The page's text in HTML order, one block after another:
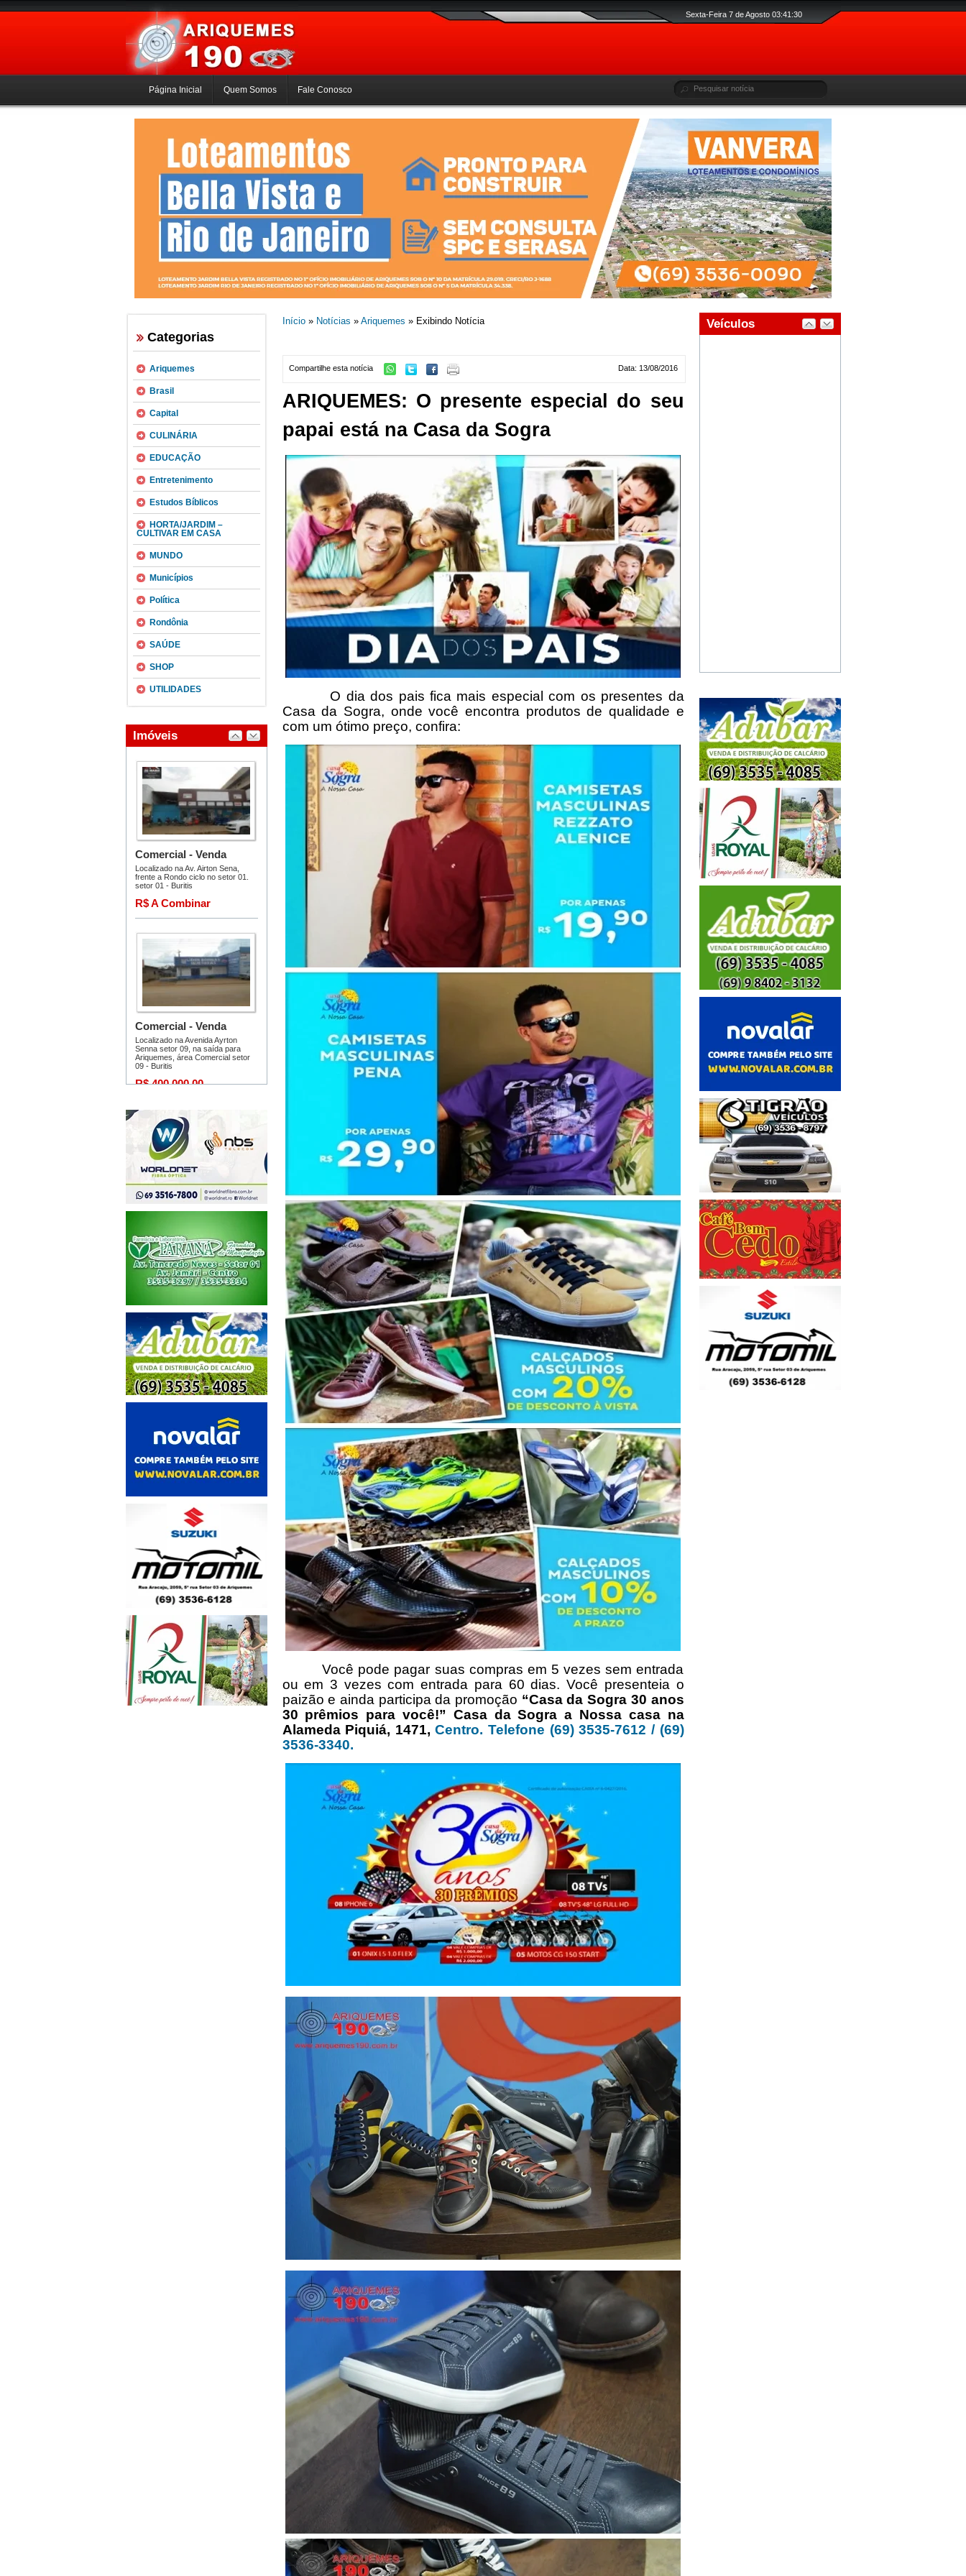
Sexta-Feira 7 de Agosto 03:41:31
Página Inicial Quem Somos Fale Conosco
Categorias
Ariquemes
Brasil
Capital
CULINÁRIA
EDUCAÇÃO
Entretenimento
Estudos Bíblicos
HORTA/JARDIM –
CULTIVAR EM CASA
MUNDO
Municípios
Política
Rondônia
SAÚDE
SHOP
UTILIDADES
Início» Notícias » Ariquemes » Exibindo Notícia
Data: 13/08/2016
Compartilhe esta notícia
ARIQUEMES: O presente especial do seu
papai está na Casa da Sogra
O dia dos pais fica mais especial com os presentes da
Casa da Sogra, onde você encontra produtos de qualidade e
com um ótimo preço, confira:
Você pode pagar suas compras em 5 vezes sem entrada
ou em 3 vezes com entrada para 60 dias. Você presenteia o
paizão e ainda participa da promoção “Casa da Sogra 30 anos
30 prêmios para você!” Casa da Sogra a Nossa casa na
Alameda Piquiá, 1471,Centro. Telefone (69) 3535-7612 / (69)
3536-3340.